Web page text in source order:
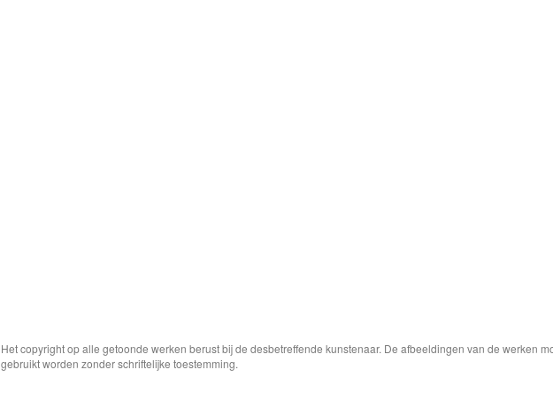
Het copyright op alle getoonde werken berust bij de desbetreffende kunstenaar. De afbeeldingen van de werken
gebruikt worden zonder schriftelijke toestemming.